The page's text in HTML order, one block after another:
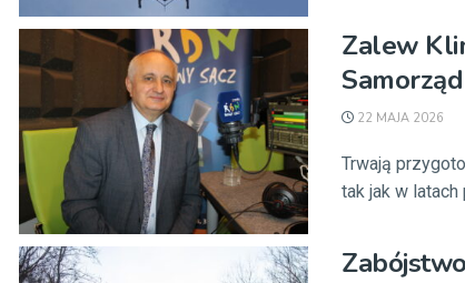
Zalew
22 MAJA 2026
Trwają
tak jak w